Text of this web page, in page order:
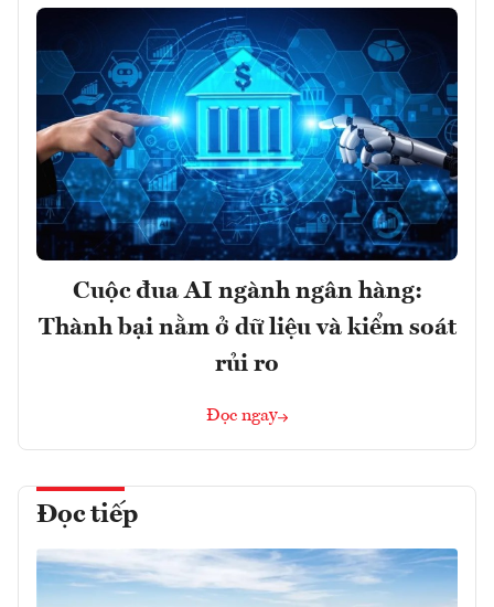
Cuộc đua AI ngành ngân hàng:
Thành bại nằm ở dữ liệu và kiểm soát
rủi ro
Đọc ngay
Đọc tiếp